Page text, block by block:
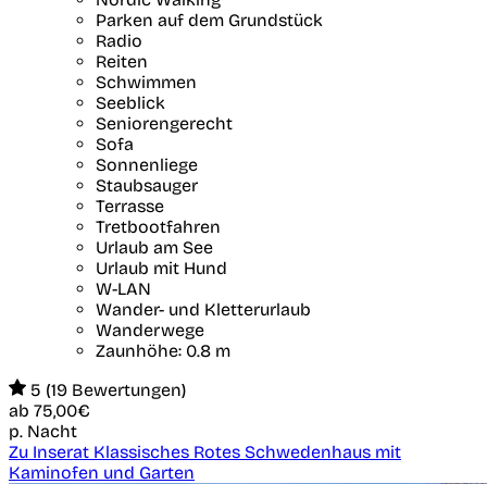
Parken auf dem Grundstück
Radio
Reiten
Schwimmen
Seeblick
Seniorengerecht
Sofa
Sonnenliege
Staubsauger
Terrasse
Tretbootfahren
Urlaub am See
Urlaub mit Hund
W-LAN
Wander- und Kletterurlaub
Wanderwege
Zaunhöhe: 0.8 m
5 (19 Bewertungen)
ab 75,00€
p. Nacht
Zu Inserat Klassisches Rotes Schwedenhaus mit
Kaminofen und Garten